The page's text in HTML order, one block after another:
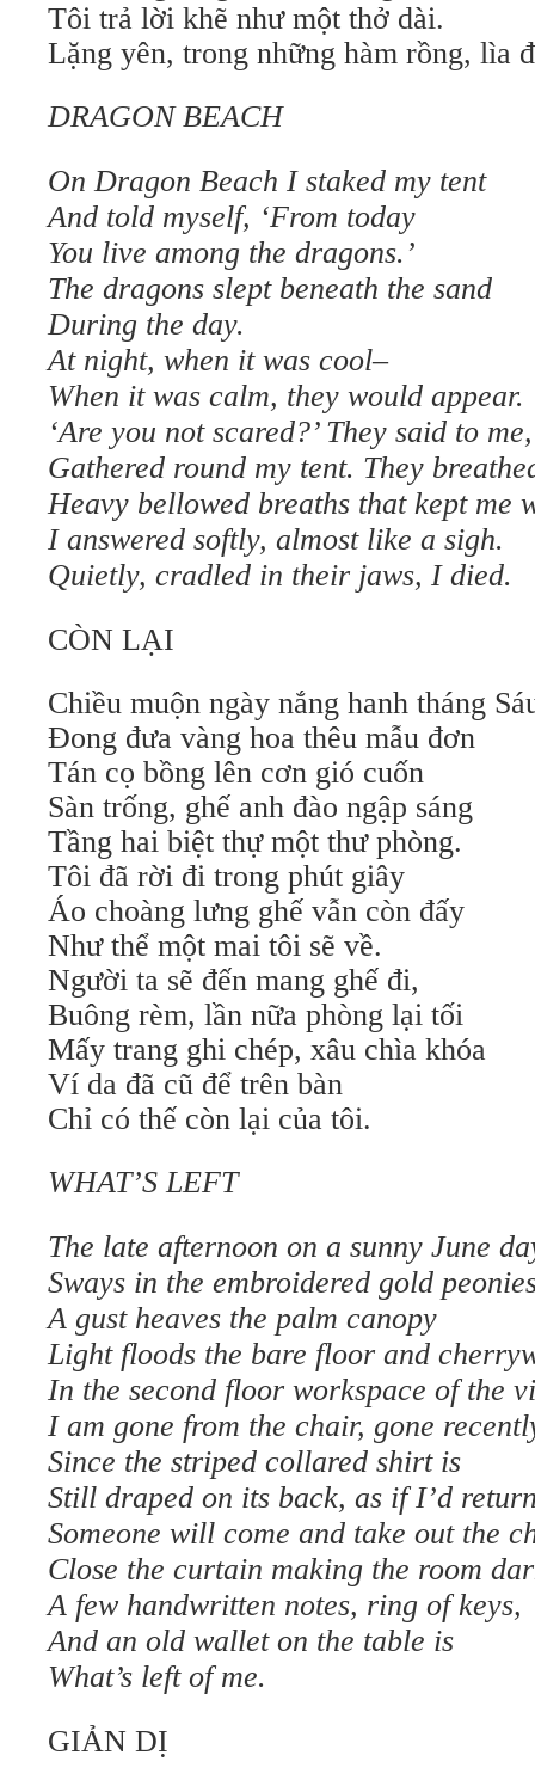
Tôi trả lời khẽ như một thở dài.
Lặng yên, trong những hàm rồng, lìa
DRAGON BEACH
On Dragon Beach I staked my tent
And told myself, ‘From today
You live among the dragons.’
The dragons slept beneath the sand
During the day.
At night, when it was cool–
When it was calm, they would appear.
‘Are you not scared?’ They said to me,
Gathered round my tent. They
Heavy bellowed breaths that kept me
I answered softly, almost like a sigh.
Quietly, cradled in their jaws, I died.
CÒN LẠI
Chiều muộn ngày nắng hanh tháng
Đong đưa vàng hoa thêu mẫu đơn
Tán cọ bồng lên cơn gió cuốn
Sàn trống, ghế anh đào ngập sáng
Tầng hai biệt thự một thư phòng.
Tôi đã rời đi trong phút giây
Áo choàng lưng ghế vẫn còn đấy
Như thể một mai tôi sẽ về.
Người ta sẽ đến mang ghế đi,
Buông rèm, lần nữa phòng lại tối
Mấy trang ghi chép, xâu chìa khóa
Ví da đã cũ để trên bàn
Chỉ có thế còn lại của tôi.
WHAT’S LEFT
The late afternoon on a sunny June
Sways in the embroidered gold
A gust heaves the palm canopy
Light floods the bare floor and
In the second floor workspace of the
I am gone from the chair, gone
Since the striped collared shirt is
Still draped on its back, as if I’d
Someone will come and take out the
Close the curtain making the room
A few handwritten notes, ring of keys,
And an old wallet on the table is
What’s left of me.
GIẢN DỊ